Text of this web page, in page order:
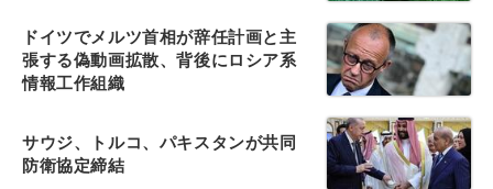
ドイツでメルツ首相が辞任計画と主
張する偽動画拡散、背後にロシア系
情報工作組織
サウジ、トルコ、パキスタンが共同
防衛協定締結